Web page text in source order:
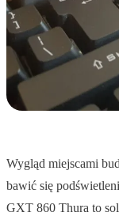
Wygląd miejscami
bawić się
GXT 860 Thura to